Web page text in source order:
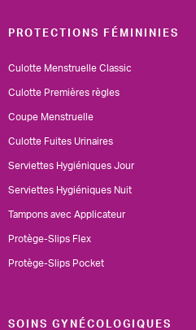
PROTECTIONS FÉMININIES
Culotte Menstruelle Classic
Culotte Premières règles
Coupe Menstruelle
Culotte Fuites Urinaires
Serviettes Hygiéniques Jour
Serviettes Hygiéniques Nuit
Tampons avec Applicateur
Protège-Slips Flex
Protège-Slips Pocket
SOINS GYNÉCOLOGIQUES